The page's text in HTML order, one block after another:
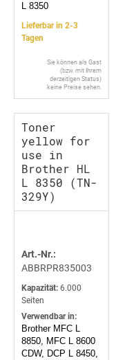
L 8350
Lieferbar in 2-3
Tagen
Sie können als Gast
(bzw. mit Ihrem
derzeitigen Status)
keine Preise sehen.
Toner
yellow for
use in
Brother HL
L 8350 (TN-
329Y)
Art.-Nr.:
ABBRPR835003
Kapazität: 6.000
Seiten
Verwendbar in:
Brother MFC L
8850, MFC L 8600
CDW, DCP L 8450,